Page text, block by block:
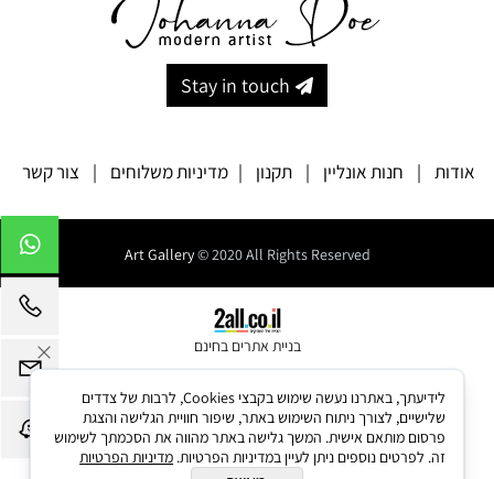
Stay in touch
אודות | חנות אונליין | תקנון | מדיניות משלוחים | צור קשר
Art Gallery© 2020 All Rights Reserved
בניית אתרים בחינם
לידיעתך, באתרנו נעשה שימוש בקבצי Cookies, לרבות של צדדים
שלישיים, לצורך ניתוח השימוש באתר, שיפור חוויית הגלישה והצגת
פרסום מותאם אישית. המשך גלישה באתר מהווה את הסכמתך לשימוש
זה. לפרטים נוספים ניתן לעיין במדיניות הפרטיות. מדיניות הפרטיות